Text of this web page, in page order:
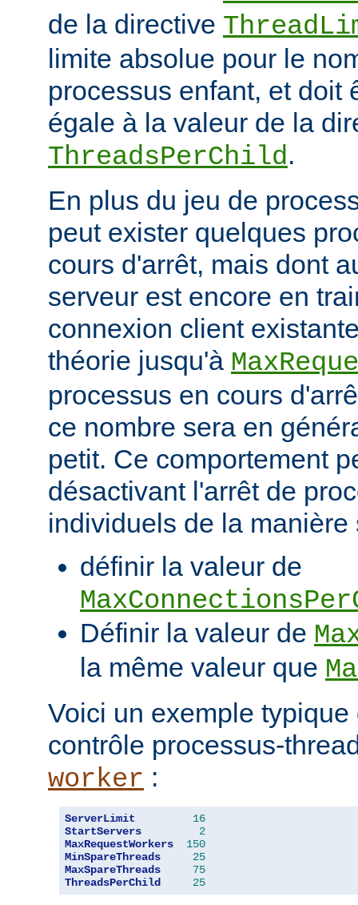
de la directive
limite absolue pour le
processus enfant, et doit
égale à la valeur de la
ThreadsPerChild.
En plus du jeu de
peut exister quelques
cours d'arrêt, mais dont
serveur est encore en
connexion client
théorie jusqu'à
processus en cours
ce nombre sera en
petit. Ce comportement
désactivant l'arrêt de
individuels de la manière
définir la valeur de
Définir la valeur de
la même valeur que
Voici un exemple
contrôle processus-
worker :
ServerLimit
16
StartServers
2
MaxRequestWorkers
150
MinSpareThreads
25
MaxSpareThreads
75
ThreadsPerChild
25